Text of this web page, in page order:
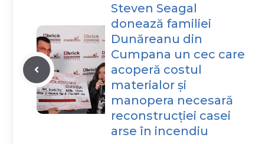
Steven Seagal
donează familiei
Dunăreanu din
Cumpana un cec care
acoperă costul
materialor și
manopera necesară
reconstrucției casei
arse în incendiu